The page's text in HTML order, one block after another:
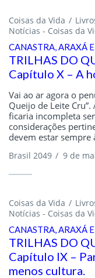
Coisas da Vida
Notícias - Coisas da
CANASTRA, ARAXÁ
TRILHAS DO
Capítulo X – A
Vai ao ar agora o
Queijo de Leite
ficaria incompleta
considerações
devem estar sempre
Brasil 2049 / 9 de
Coisas da Vida
Notícias - Coisas da
CANASTRA, ARAXÁ
TRILHAS DO
Capítulo IX –
menos cultura.